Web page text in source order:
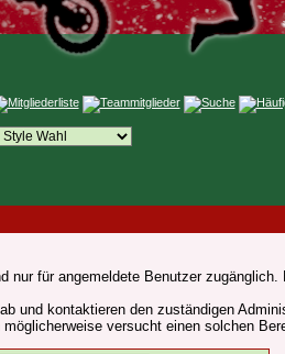
für angemeldete Benutzer
und kontaktieren den zuständigen
versucht einen solchen